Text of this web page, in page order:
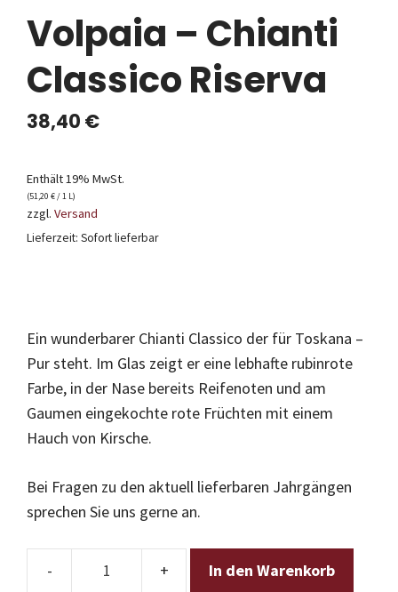
Volpaia – Chianti
Classico Riserva
38,40 €
Enthält 19% MwSt.
(51,20 € / 1 L)
zzgl. Versand
Lieferzeit: Sofort lieferbar
Ein wunderbarer Chianti Classico der für Toskana –
Pur steht. Im Glas zeigt er eine lebhafte rubinrote
Farbe, in der Nase bereits Reifenoten und am
Gaumen eingekochte rote Früchten mit einem
Hauch von Kirsche.
Bei Fragen zu den aktuell lieferbaren Jahrgängen
sprechen Sie uns gerne an.
Volpaia
In den Warenkorb